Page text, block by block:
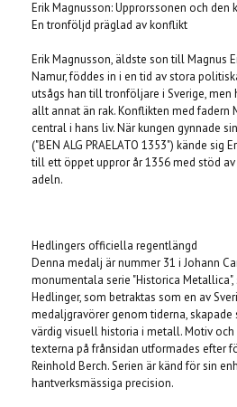
Erik Magnusson: Upprorssonen och den
En tronföljd präglad av konflikt
Erik Magnusson, äldste son till Magnus
Namur, föddes in i en tid av stora
utsågs han till tronföljare i Sverige,
allt annat än rak. Konflikten med fadern
central i hans liv. När kungen gynnade
("BEN ALG PRAELATO 1353") kände sig
till ett öppet uppror år 1356 med stöd av
adeln.
Hedlingers officiella regentlängd
Denna medalj är nummer 31 i Johann
monumentala serie "Historica
Hedlinger, som betraktas som en av
medaljgravörer genom tiderna, skapade
värdig visuell historia i metall. Motiv
texterna på frånsidan utformades efter
Reinhold Berch. Serien är känd för sin
hantverksmässiga precision.